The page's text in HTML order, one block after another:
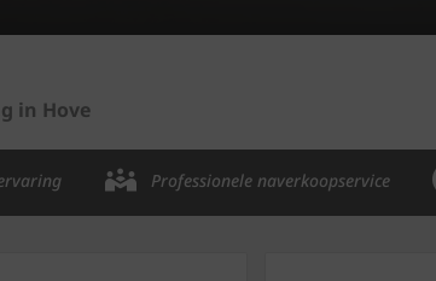
in Hove
Professionele naverkoopservice